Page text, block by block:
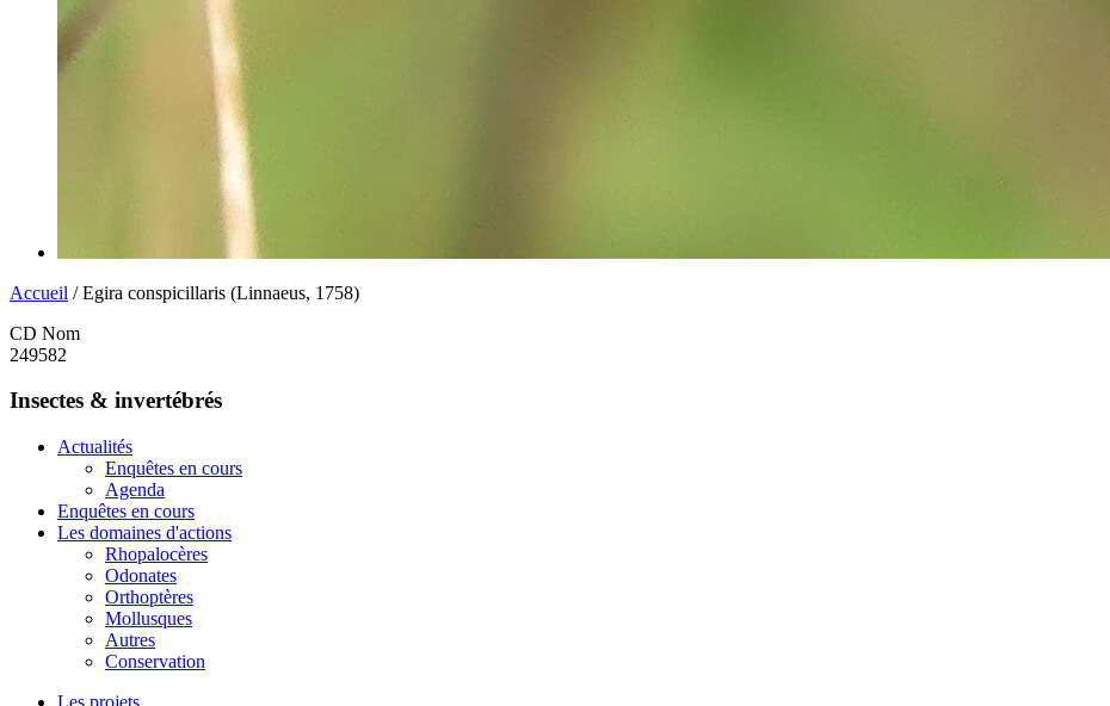
Accueil / Egira conspicillaris (Linnaeus, 1758)
CD Nom
249582
Insectes & invertébrés
Actualités
Enquêtes en cours
Agenda
Enquêtes en cours
Les domaines d'actions
Rhopalocères
Odonates
Orthoptères
Mollusques
Autres
Conservation
Les projets